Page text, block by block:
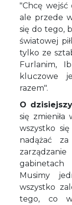
"Chcę
ale przede
się do tego,
światowej
tylko ze
Furlanim,
kluczowe
razem".
O
się
wszystko
nadążać
Musimy
wszystko
tego, co